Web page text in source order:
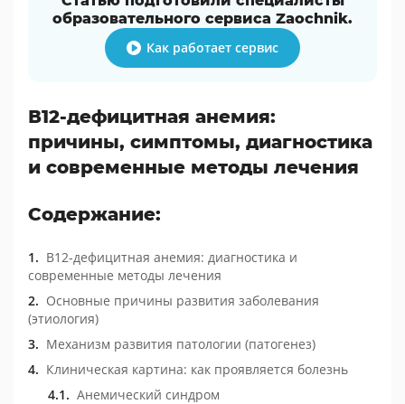
образовательного сервиса Zaochnik.
Как работает сервис
В12-дефицитная анемия:
причины, симптомы, диагностика
и современные методы лечения
Содержание:
В12-дефицитная анемия: диагностика и
современные методы лечения
Основные причины развития заболевания
(этиология)
Механизм развития патологии (патогенез)
Клиническая картина: как проявляется болезнь
Анемический синдром